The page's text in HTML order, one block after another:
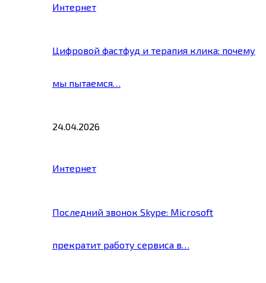
Интернет
Цифровой фастфуд и терапия клика: почему
мы пытаемся…
24.04.2026
Интернет
Последний звонок Skype: Microsoft
прекратит работу сервиса в…